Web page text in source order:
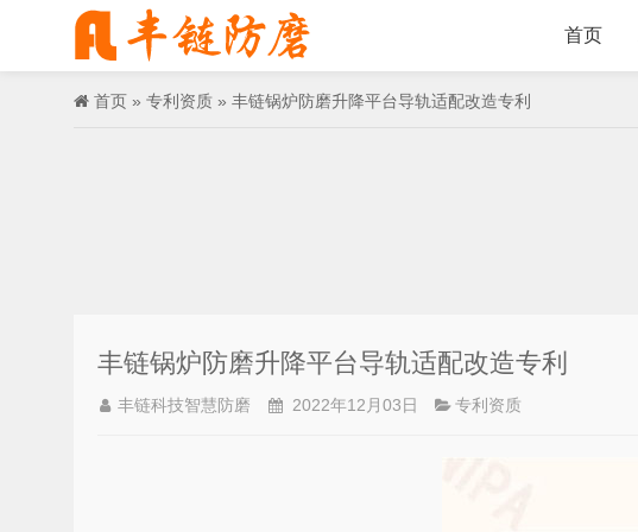
首页
首页 » 专利资质 » 丰链锅炉防磨升降平台导轨适配改造专利
丰链锅炉防磨升降平台导轨适配改造专利
丰链科技智慧防磨 2022年12月03日 专利资质